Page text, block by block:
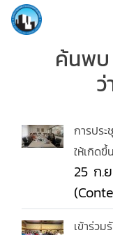
ค้นพบ
การปร
ให้เกิด
25 ก.
เข้าร่ว